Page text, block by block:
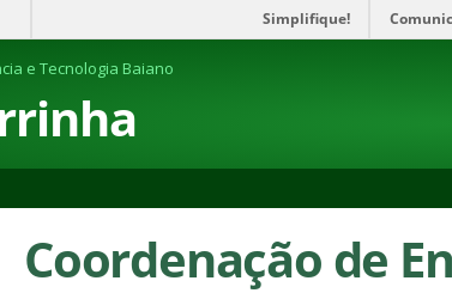
Simplifique!
e Tecnologia Baiano
Coordenação de